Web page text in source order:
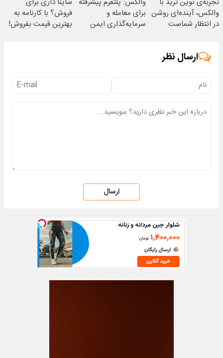
والکس، آینده‌ای روشن
در انتظار شماست
برای معامله و
سرمایه‌گذاری ایمن
فروش؟ با کارنامه به
بهترین قیمت بفروش!
ارسال نظر
ارسال